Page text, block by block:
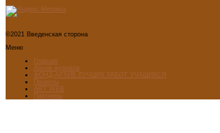
©2021 Введенская сторона
Меню
Главная
Архив журнала
ФОНД-АРХИВ ЛУЧШИХ РАБОТ УЧАЩИХСЯ
Проекты
ART WEB
Партнеры